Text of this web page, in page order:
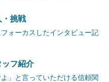
・挑戦
ォーカスしたインタビュー記
ッフ紹介
よ」と言っていただける信頼関